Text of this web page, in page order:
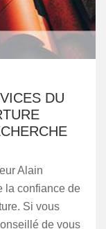
DU
Alain
la confiance de
Si vous
de vous